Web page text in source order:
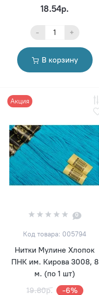
18.54р.
- +
В корзину
Акция
0
Код товара: 005794
Нитки Мулине Хлопок
ПНК им. Кирова 3008, 8
м. (по 1 шт)
19.80р.
-6%